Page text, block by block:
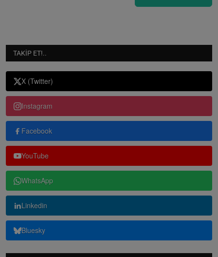
TAKIP ET!..
X (Twitter)
Instagram
Facebook
YouTube
WhatsApp
Linkedin
Bluesky